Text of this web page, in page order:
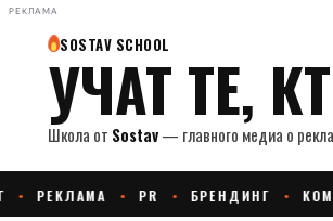
РЕКЛАМА